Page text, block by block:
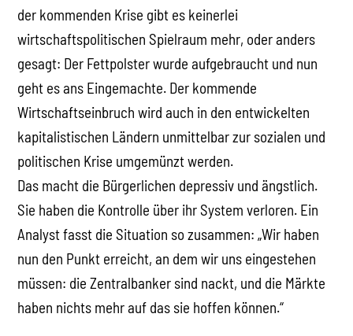
der kommenden Krise gibt es keinerlei
wirtschaftspolitischen Spielraum mehr, oder anders
gesagt: Der Fettpolster wurde aufgebraucht und nun
geht es ans Eingemachte. Der kommende
Wirtschaftseinbruch wird auch in den entwickelten
kapitalistischen Ländern unmittelbar zur sozialen und
politischen Krise umgemünzt werden.
Das macht die Bürgerlichen depressiv und ängstlich.
Sie haben die Kontrolle über ihr System verloren. Ein
Analyst fasst die Situation so zusammen: „Wir haben
nun den Punkt erreicht, an dem wir uns eingestehen
müssen: die Zentralbanker sind nackt, und die Märkte
haben nichts mehr auf das sie hoffen können.“